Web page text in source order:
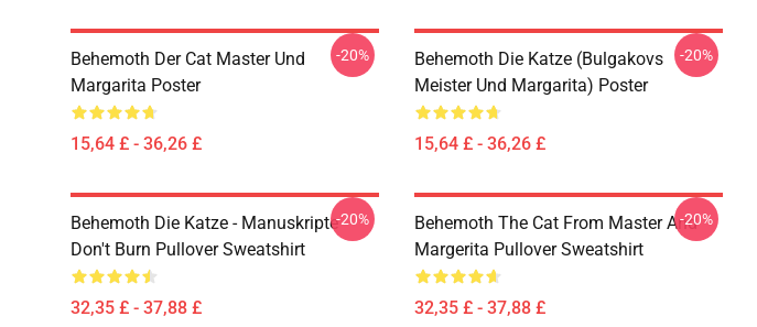
Behemoth Der Cat Master Und
Margarita Poster
15,64 £ - 36,26 £
-20%
Behemoth Die Katze (Bulgakovs
Meister Und Margarita) Poster
15,64 £ - 36,26 £
-20%
Behemoth Die Katze - Manuskripte
Don't Burn Pullover Sweatshirt
32,35 £ - 37,88 £
-20%
Behemoth The Cat From Master And
Margerita Pullover Sweatshirt
32,35 £ - 37,88 £
-20%